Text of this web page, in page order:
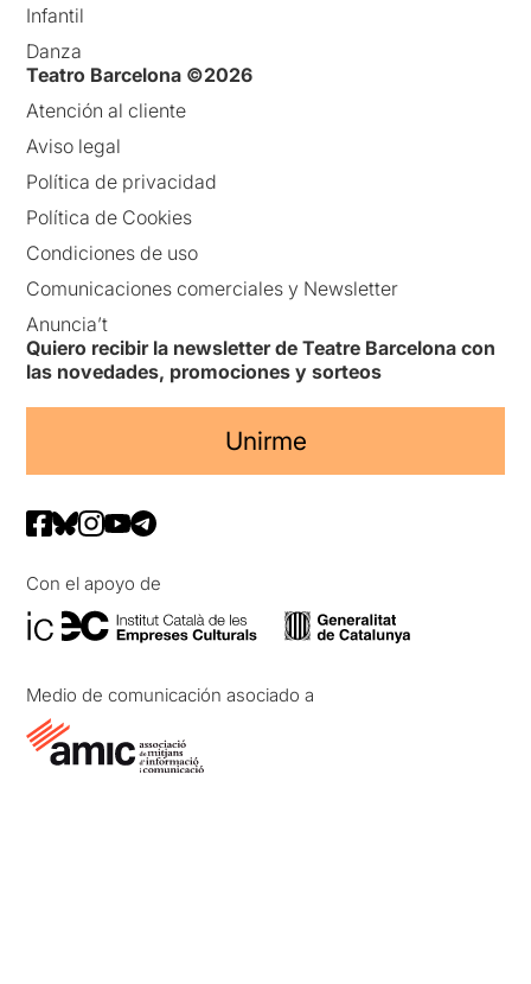
Infantil
Danza
Teatro Barcelona ©2026
Atención al cliente
Aviso legal
Política de privacidad
Política de Cookies
Condiciones de uso
Comunicaciones comerciales y Newsletter
Anuncia’t
Quiero recibir la newsletter de Teatre Barcelona con
las novedades, promociones y sorteos
Unirme
Con el apoyo de
Medio de comunicación asociado a